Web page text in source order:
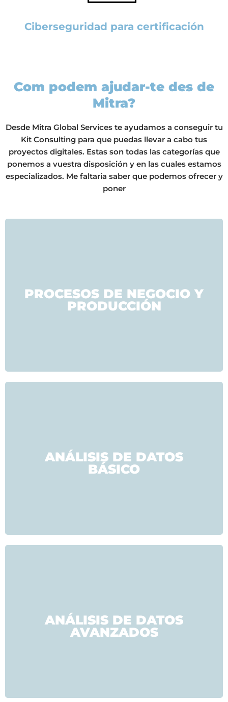
Ciberseguridad para certificación
Com podem ajudar-te des de
Mitra?
Desde Mitra Global Services te ayudamos a conseguir tu
Kit Consulting para que puedas llevar a cabo tus
proyectos digitales. Estas son todas las categorías que
ponemos a vuestra disposición y en las cuales estamos
especializados. Me faltaria saber que podemos ofrecer y
poner
PROCESOS DE NEGOCIO Y
PRODUCCIÓN
ANÁLISIS DE DATOS
BÁSICO
ANÁLISIS DE DATOS
AVANZADOS